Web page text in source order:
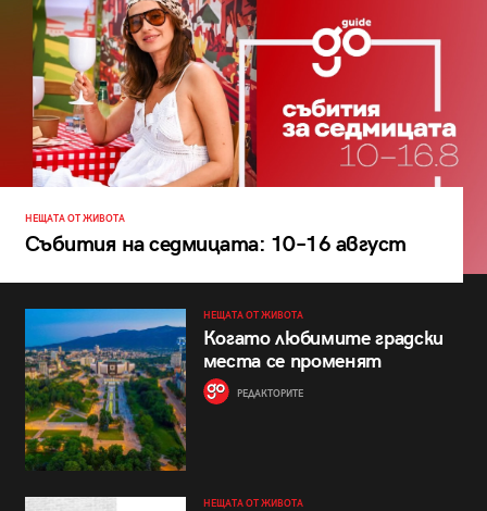
НЕЩАТА ОТ ЖИВОТА
Събития на седмицата: 10–16 август
НЕЩАТА ОТ ЖИВОТА
Когато любимите градски
места се променят
РЕДАКТОРИТЕ
НЕЩАТА ОТ ЖИВОТА